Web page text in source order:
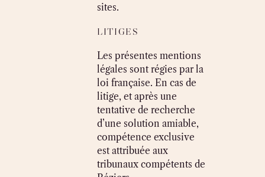
sites.
LITIGES
Les présentes mentions
légales sont régies par la
loi française. En cas de
litige, et après une
tentative de recherche
d’une solution amiable,
compétence exclusive
est attribuée aux
tribunaux compétents de